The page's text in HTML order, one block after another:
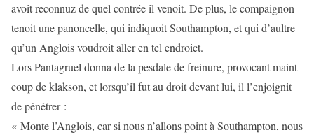
avoit reconnuz de quel contrée il venoit. De plus, le compaignon
tenoit une panoncelle, qui indiquoit Southampton, et qui d’aultre
qu’un Anglois voudroit aller en tel endroict.
Lors Pantagruel donna de la pesdale de freinure, provocant maint
coup de klakson, et lorsqu’il fut au droit devant lui, il l’enjoignit
de pénétrer :
« Monte l’Anglois, car si nous n’allons point à Southampton, nous